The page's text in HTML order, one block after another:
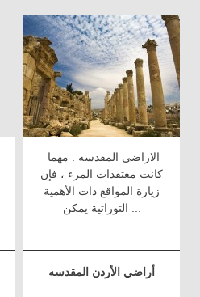
كانت معتقدات المرء ، فإن
زيارة المواقع ذات الأهمية
أراضي الأردن المقدسه